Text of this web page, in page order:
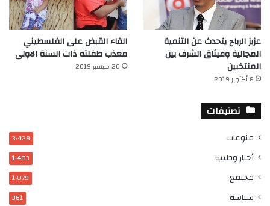
عزيز الرباح يتحدث عن التنمية
المجالية وميثاق الشرف بين
المنتخبين
8 أكتوبر 2019
القاء القبض على الفلسطيني
معذب طفلته ذات السنة الاولى
26 سبتمبر 2019
تصنيفات
منوعات 3٬428
أخبار وطنية 1٬403
مجتمع 1٬079
سياسة 361